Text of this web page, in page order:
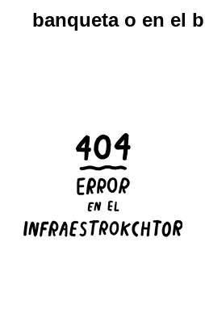
banqueta o en el